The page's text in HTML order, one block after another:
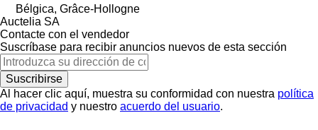
Bélgica, Grâce-Hollogne
Auctelia SA
Contacte con el vendedor
Suscríbase para recibir anuncios nuevos de esta sección
Suscribirse
Al hacer clic aquí, muestra su conformidad con nuestra política
de privacidad y nuestro acuerdo del usuario.